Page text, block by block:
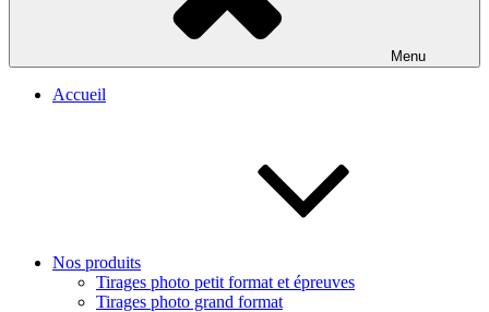
Menu
Accueil
Nos produits
Tirages photo petit format et épreuves
Tirages photo grand format